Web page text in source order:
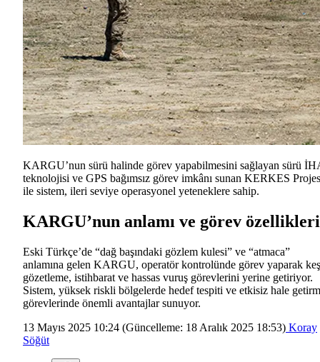
KARGU’nun sürü halinde görev yapabilmesini sağlayan sürü
teknolojisi ve GPS bağımsız görev imkânı sunan KERKES
ile sistem, ileri seviye operasyonel yeteneklere sahip.
KARGU’nun anlamı ve görev özellikleri
Eski Türkçe’de “dağ başındaki gözlem kulesi” ve “atmaca”
anlamına gelen KARGU, operatör kontrolünde görev yaparak
gözetleme, istihbarat ve hassas vuruş görevlerini yerine getiriyor.
Sistem, yüksek riskli bölgelerde hedef tespiti ve etkisiz hale
görevlerinde önemli avantajlar sunuyor.
13 Mayıs 2025 10:24 (Güncelleme: 18 Aralık 2025 18:53) Koray
Söğüt